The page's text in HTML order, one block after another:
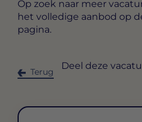
Op zoek naar meer
het volledige aanbod op
pagina.
Terug
Deel deze